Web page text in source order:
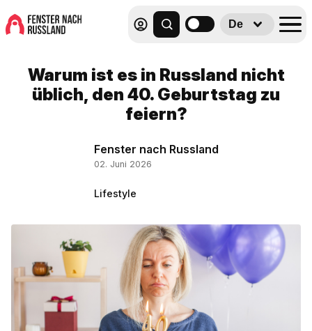
De
Warum ist es in Russland nicht
üblich, den 40. Geburtstag zu
feiern?
Fenster nach Russland
02. Juni 2026
Lifestyle